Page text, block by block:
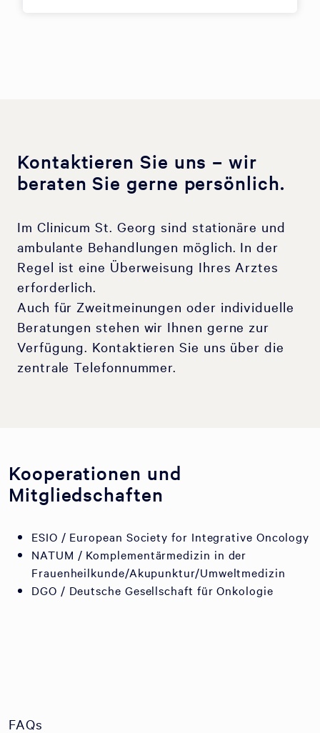
Kontaktieren Sie uns – wir
beraten Sie gerne persönlich.
Im Clinicum St. Georg sind stationäre und
ambulante Behandlungen möglich. In der
Regel ist eine Überweisung Ihres Arztes
erforderlich.
Auch für Zweitmeinungen oder individuelle
Beratungen stehen wir Ihnen gerne zur
Verfügung. Kontaktieren Sie uns über die
zentrale Telefonnummer.
Kooperationen und
Mitgliedschaften
ESIO / European Society for Integrative Oncology
NATUM / Komplementärmedizin in der
Frauenheilkunde/Akupunktur/Umweltmedizin
DGO / Deutsche Gesellschaft für Onkologie
FAQs